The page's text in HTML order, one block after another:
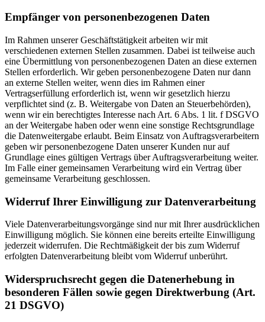
Empfänger von personenbezogenen Daten
Im Rahmen unserer Geschäftstätigkeit arbeiten wir mit
verschiedenen externen Stellen zusammen. Dabei ist teilweise auch
eine Übermittlung von personenbezogenen Daten an diese externen
Stellen erforderlich. Wir geben personenbezogene Daten nur dann
an externe Stellen weiter, wenn dies im Rahmen einer
Vertragserfüllung erforderlich ist, wenn wir gesetzlich hierzu
verpflichtet sind (z. B. Weitergabe von Daten an Steuerbehörden),
wenn wir ein berechtigtes Interesse nach Art. 6 Abs. 1 lit. f DSGVO
an der Weitergabe haben oder wenn eine sonstige Rechtsgrundlage
die Datenweitergabe erlaubt. Beim Einsatz von Auftragsverarbeitern
geben wir personenbezogene Daten unserer Kunden nur auf
Grundlage eines gültigen Vertrags über Auftragsverarbeitung weiter.
Im Falle einer gemeinsamen Verarbeitung wird ein Vertrag über
gemeinsame Verarbeitung geschlossen.
Widerruf Ihrer Einwilligung zur Datenverarbeitung
Viele Datenverarbeitungsvorgänge sind nur mit Ihrer ausdrücklichen
Einwilligung möglich. Sie können eine bereits erteilte Einwilligung
jederzeit widerrufen. Die Rechtmäßigkeit der bis zum Widerruf
erfolgten Datenverarbeitung bleibt vom Widerruf unberührt.
Widerspruchsrecht gegen die Datenerhebung in
besonderen Fällen sowie gegen Direktwerbung (Art.
21 DSGVO)